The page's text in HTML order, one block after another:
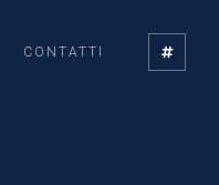
CONTATTI